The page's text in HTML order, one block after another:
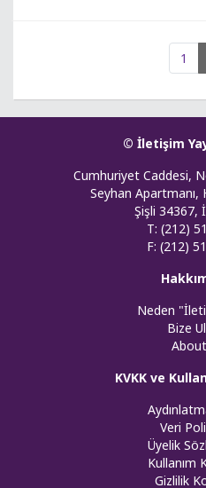
1
© İletişim
Cumhuriyet Caddesi,
Seyhan Apartmanı,
Şişli 34367,
T: (212)
F: (212)
Neden
Bize
KVKK ve
Veri
Üyelik
Kullanım
Gizlilik